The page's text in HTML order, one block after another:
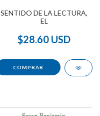
SENTIDO DE LA LECTURA,
EL
$28.60 USD